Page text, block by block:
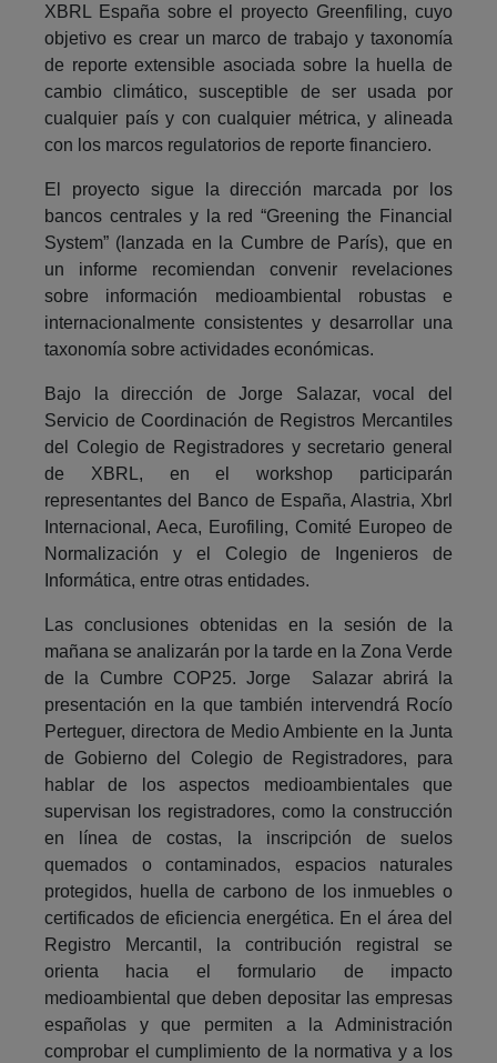
XBRL España sobre el proyecto Greenfiling, cuyo
objetivo es crear un marco de trabajo y taxonomía
de reporte extensible asociada sobre la huella de
cambio climático, susceptible de ser usada por
cualquier país y con cualquier métrica, y alineada
con los marcos regulatorios de reporte financiero.
El proyecto sigue la dirección marcada por los
bancos centrales y la red “Greening the Financial
System” (lanzada en la Cumbre de París), que en
un informe recomiendan convenir revelaciones
sobre información medioambiental robustas e
internacionalmente consistentes y desarrollar una
taxonomía sobre actividades económicas.
Bajo la dirección de Jorge Salazar, vocal del
Servicio de Coordinación de Registros Mercantiles
del Colegio de Registradores y secretario general
de XBRL, en el workshop participarán
representantes del Banco de España, Alastria, Xbrl
Internacional, Aeca, Eurofiling, Comité Europeo de
Normalización y el Colegio de Ingenieros de
Informática, entre otras entidades.
Las conclusiones obtenidas en la sesión de la
mañana se analizarán por la tarde en la Zona Verde
de la Cumbre COP25. Jorge Salazar abrirá la
presentación en la que también intervendrá Rocío
Perteguer, directora de Medio Ambiente en la Junta
de Gobierno del Colegio de Registradores, para
hablar de los aspectos medioambientales que
supervisan los registradores, como la construcción
en línea de costas, la inscripción de suelos
quemados o contaminados, espacios naturales
protegidos, huella de carbono de los inmuebles o
certificados de eficiencia energética. En el área del
Registro Mercantil, la contribución registral se
orienta hacia el formulario de impacto
medioambiental que deben depositar las empresas
españolas y que permiten a la Administración
comprobar el cumplimiento de la normativa y a los